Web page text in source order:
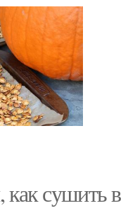
сушить в